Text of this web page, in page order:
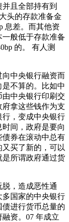
且全部持有到
头的存款准备金
息差。而其他资
般低于存款准备
的。 有人测
中央银行融资而
不算的。比如中
中央银行印刷交
拿这些钱作为支
，变成中央银行
间，政府是要向
券在滚动中总有
买了新的，可以
所谓政府通过货
，造成恶性通
国家的中央银行
进行货币总量的
资。07 年成立